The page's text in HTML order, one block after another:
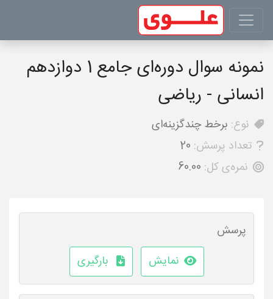
نمونه سوال دوره‌ای جامع 1 دوازدهم
انسانی - ریاضی
نوع: برخط چندگزینه‌ای
تعداد پرسش: 20
نمره‌ی کل: 60.00
پرسش
نمایش
بارگیری